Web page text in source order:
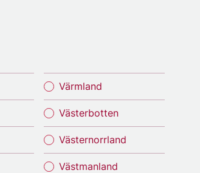
Värmland
Västerbotten
Västernorrland
Västmanland